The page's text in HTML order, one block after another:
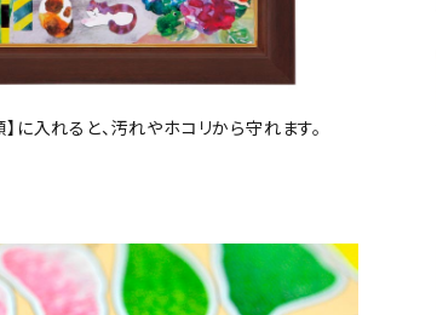
に入れると、汚れやホコリから守れます。